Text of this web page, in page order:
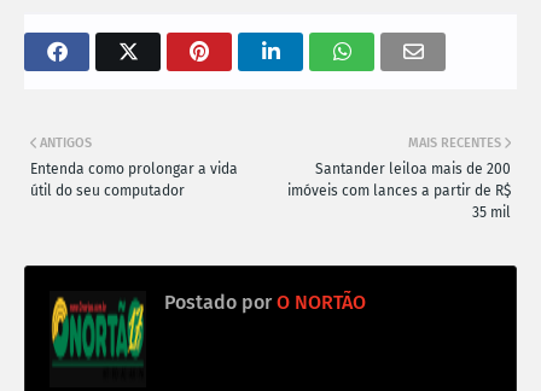
MAIS RECENTES
Santander leiloa mais de 200
imóveis com lances a partir de R$
35 mil
ANTIGOS
Entenda como prolongar a vida
útil do seu computador
Postado por O NORTÃO